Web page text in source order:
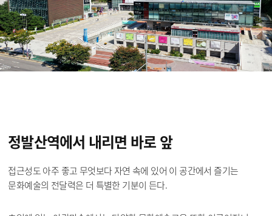
정발산역에서 내리면 바로 앞
접근성도 아주 좋고 무엇보다 자연 속에 있어 이 공간에서 즐기는
문화예술의 전달력은 더 특별한 기분이 든다.